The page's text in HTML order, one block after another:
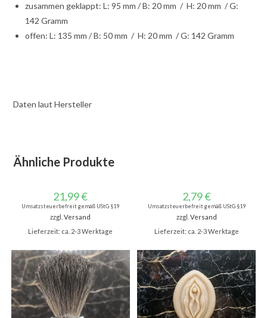
zusammen geklappt: L: 95 mm / B: 20 mm / H: 20 mm / G:
142 Gramm
offen: L: 135 mm / B: 50 mm / H: 20 mm / G: 142 Gramm
Daten laut Hersteller
Ähnliche Produkte
21,99€
Umsatzsteuerbefreit gemäß UStG §19
zzgl.Versand
Lieferzeit: ca. 2-3 Werktage
2,79€
Umsatzsteuerbefreit gemäß UStG §19
zzgl. Versand
Lieferzeit: ca. 2-3 Werktage